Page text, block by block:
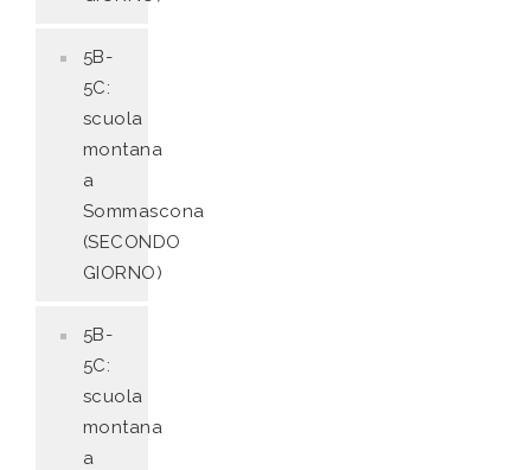
5B-
5C:
scuola
montana
a
Sommascona
(SECONDO
GIORNO)
5B-
5C:
scuola
montana
a